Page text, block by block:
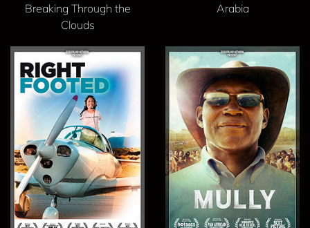
Breaking Through the
Clouds
Arabia